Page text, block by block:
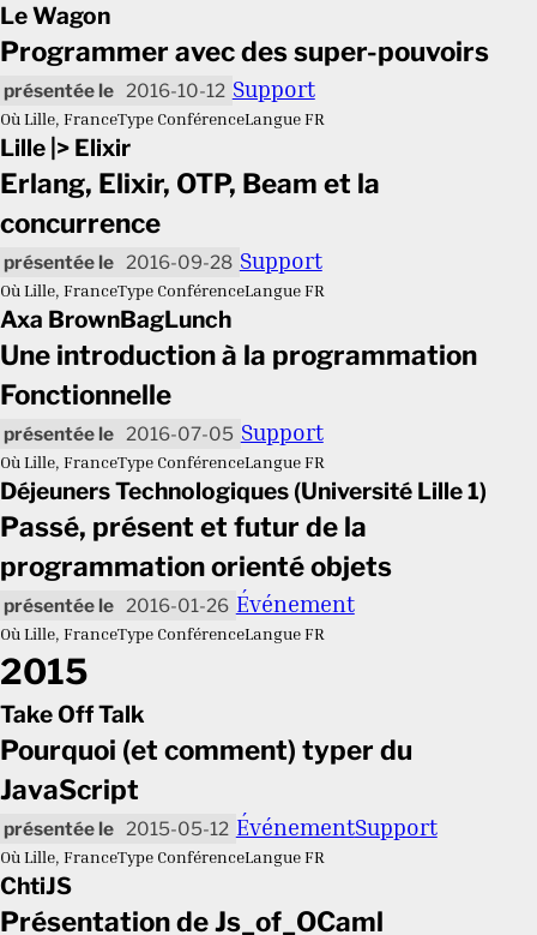
Le Wagon
Programmer avec des super-pouvoirs
2016-10-12 Support
Où Lille, FranceType ConférenceLangueFR
Lille |> Elixir
Erlang, Elixir, OTP, Beam et la
concurrence
2016-09-28 Support
Où Lille, FranceType ConférenceLangueFR
Axa BrownBagLunch
Une introduction à la programmation
Fonctionnelle
2016-07-05 Support
Où Lille, FranceType ConférenceLangueFR
Déjeuners Technologiques (Université Lille 1)
Passé, présent et futur de la
programmation orienté objets
2016-01-26 Événement
Où Lille, FranceType ConférenceLangueFR
2015
Take Off Talk
Pourquoi (et comment) typer du
JavaScript
2015-05-12 ÉvénementSupport
Où Lille, FranceType ConférenceLangueFR
ChtiJS
Présentation de Js_of_OCaml